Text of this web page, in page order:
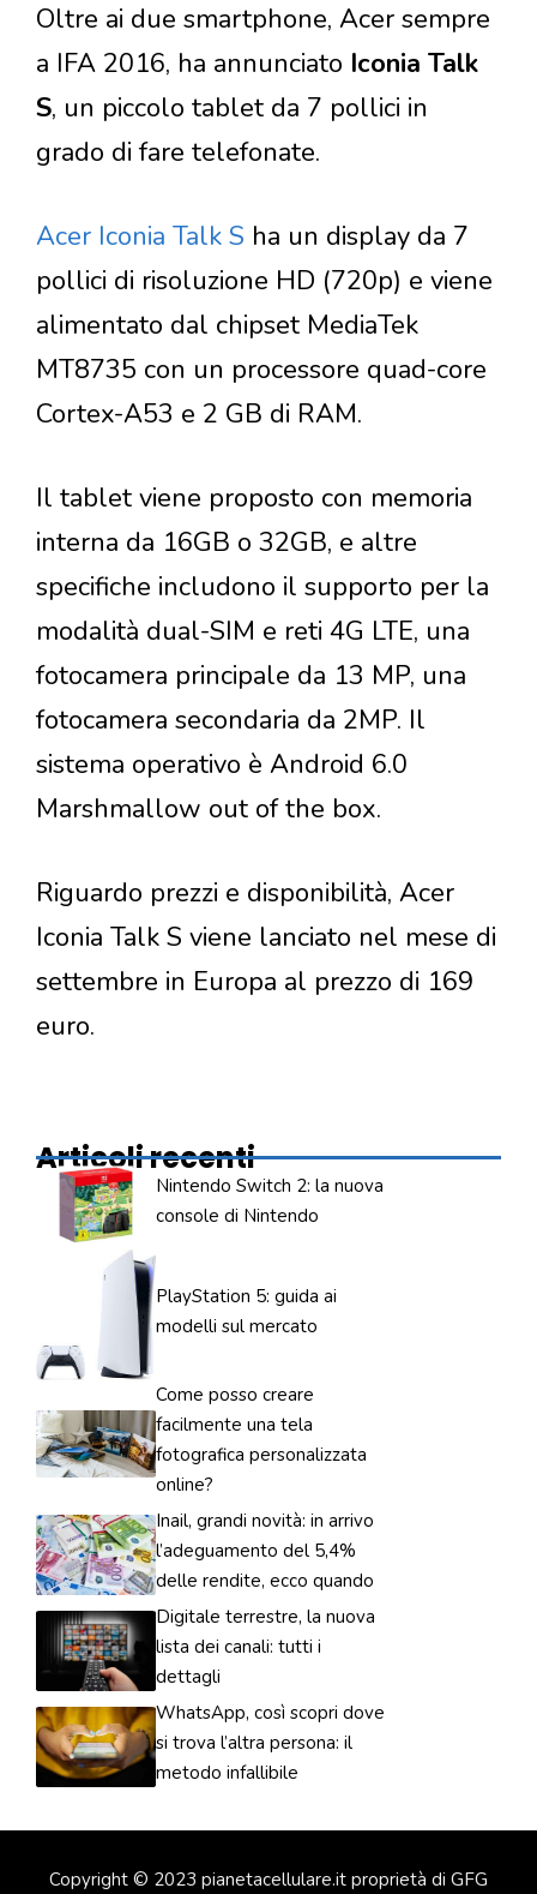
Oltre ai due smartphone, Acer sempre
a IFA 2016, ha annunciato Iconia Talk
S, un piccolo tablet da 7 pollici in
grado di fare telefonate.
Acer Iconia Talk S ha un display da 7
pollici di risoluzione HD (720p) e viene
alimentato dal chipset MediaTek
MT8735 con un processore quad-core
Cortex-A53 e 2 GB di RAM.
Il tablet viene proposto con memoria
interna da 16GB o 32GB, e altre
specifiche includono il supporto per la
modalità dual-SIM e reti 4G LTE, una
fotocamera principale da 13 MP, una
fotocamera secondaria da 2MP. Il
sistema operativo è Android 6.0
Marshmallow out of the box.
Riguardo prezzi e disponibilità, Acer
Iconia Talk S viene lanciato nel mese di
settembre in Europa al prezzo di 169
euro.
Articoli recenti
Nintendo Switch 2: la nuova
console di Nintendo
PlayStation 5: guida ai
modelli sul mercato
Come posso creare
facilmente una tela
fotografica personalizzata
online?
Inail, grandi novità: in arrivo
l’adeguamento del 5,4%
delle rendite, ecco quando
Digitale terrestre, la nuova
lista dei canali: tutti i
dettagli
WhatsApp, così scopri dove
si trova l’altra persona: il
metodo infallibile
Copyright © 2023 pianetacellulare.it proprietà di GFG